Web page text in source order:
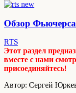
Обзор
RTS
Этот раздел
вместе с нами
присоединяйтесь!
Автор: Сергей